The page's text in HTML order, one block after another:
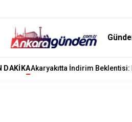
DAKIKAAkaryakıtta İndirim